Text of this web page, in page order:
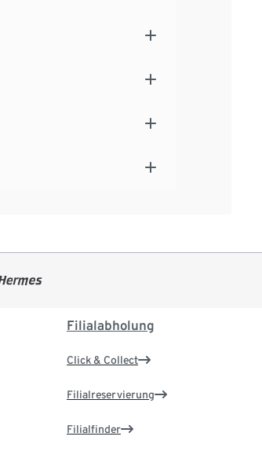
Filialabholung
Click & Collect
Filialreservierung
Filialfinder